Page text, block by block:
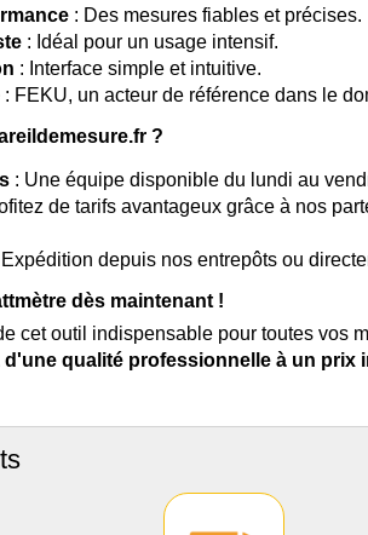
: Des mesures fiables et précises.
: Idéal pour un usage intensif.
: Interface simple et intuitive.
: FEKU, un acteur de référence dans le
?
: Une équipe disponible du lundi au
de tarifs avantageux grâce à nos
Expédition depuis nos entrepôts ou
dès maintenant !
cet outil indispensable pour toutes vos
d'une qualité professionnelle à un prix